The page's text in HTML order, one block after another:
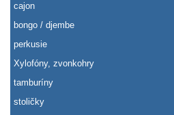
cajon
bongo / djembe
perkusie
Xylofóny, zvonkohry
tamburíny
stoličky